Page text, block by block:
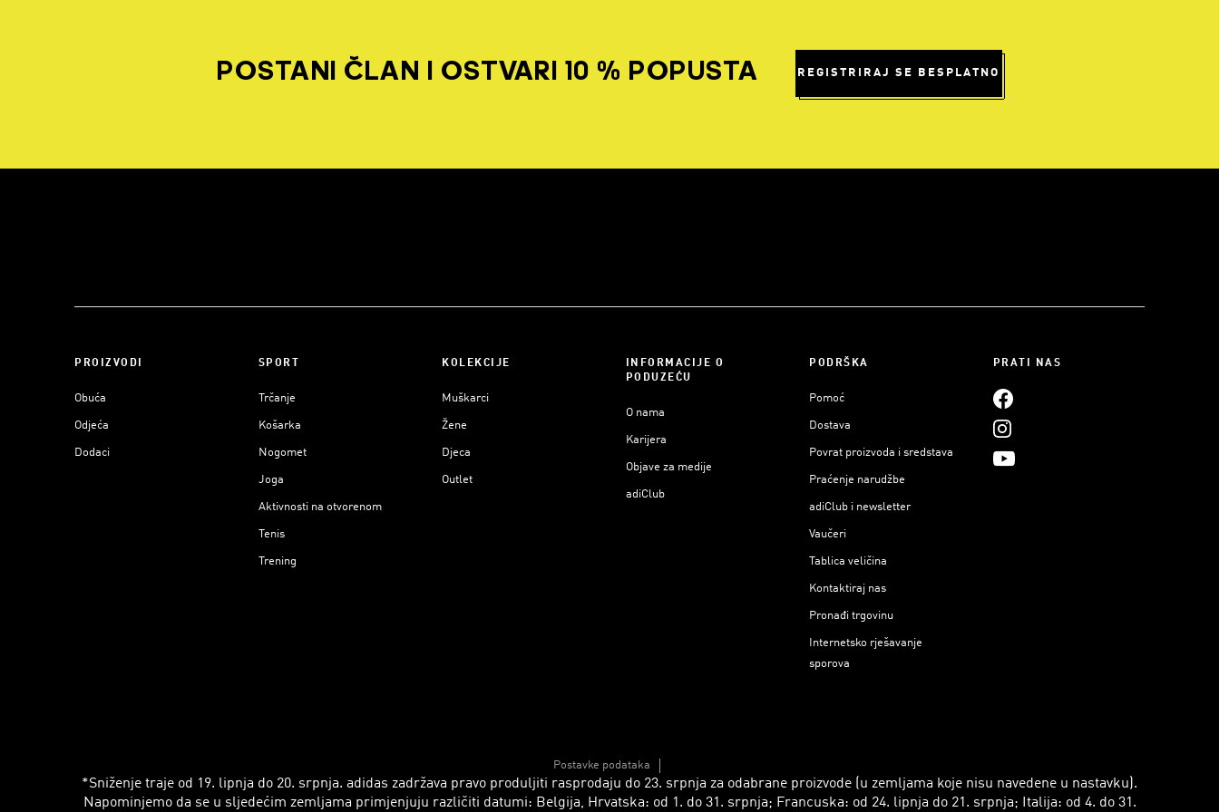
POSTANI ČLAN I OSTVARI 10 % POPUSTA REGISTRIRAJ SE BESPLATNO
PROIZVODI
Obuća
Odjeća
Dodaci
SPORT
Trčanje
Košarka
Nogomet
Joga
Aktivnosti na otvorenom
Tenis
Trening
KOLEKCIJE
Muškarci
Žene
Djeca
Outlet
INFORMACIJE O
PODUZEĆU
O nama
Karijera
Objave za medije
adiClub
PODRŠKA
Pomoć
Dostava
Povrat proizvoda i sredstava
Praćenje narudžbe
adiClub i newsletter
Vaučeri
Tablica veličina
Kontaktiraj nas
Pronađi trgovinu
Internetsko rješavanje
sporova
PRATI NAS
Postavke podataka
*Sniženje traje od 19. lipnja do 20. srpnja. adidas zadržava pravo produljiti rasprodaju do 23. srpnja za odabrane proizvode (u zemljama koje nisu navedene u nastavku).
Napominjemo da se u sljedećim zemljama primjenjuju različiti datumi: Belgija, Hrvatska: od 1. do 31. srpnja; Francuska: od 24. lipnja do 21. srpnja; Italija: od 4. do 31.